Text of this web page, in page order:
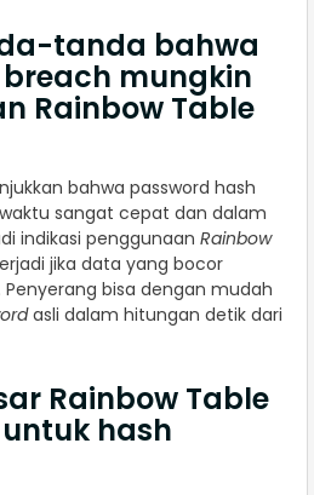
tanda bahwa
mungkin
Rainbow Table
bahwa password hash
sangat cepat dan dalam
indikasi penggunaan Rainbow
jika data yang bocor
bisa dengan mudah
asli dalam hitungan detik dari
Rainbow Table
hash